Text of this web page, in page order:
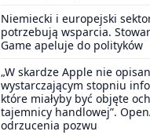
Niemiecki i europejski
potrzebują wsparcia.
Game apeluje do polityków
„W skardze Apple nie
wystarczającym stopniu
które miałyby być objęte
tajemnicy handlowej”.
odrzucenia pozwu